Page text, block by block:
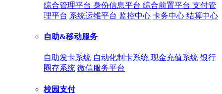
综合管理平台 身份信息平台 综合前置平台 支付管
理平台 系统运维平台 监控中心 卡务中心 结算中心
自助&移动服务
自助发卡系统 自动化制卡系统 现金充值系统 银行
圈存系统 微信服务平台
校园支付